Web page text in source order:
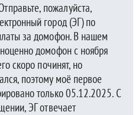
пожалуйста,
город (ЭГ) по
за домофон. В нашем
домофон с ноября
скоро починят, но
поэтому моё первое
только 05.12.2025. С
ЭГ отвечает